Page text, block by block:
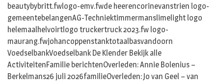
beautybybritt.fwlogo-emv.fwde heerencorinevanstrien logo-
gemeentebelangenAG-Techniektimmermanslimelight logo
helemaalhelvoirtlogo truckertruck 2023.fw logo-
maurang.fwjohancoppenstanktotaalbasvandoorn
VoedselbankVoedselbank De Klender Bekijk alle
ActiviteitenFamilie berichtenOverleden: Annie Bolenius –
Berkelmans26 juli 2026familieOverleden: Jo van Geel – van